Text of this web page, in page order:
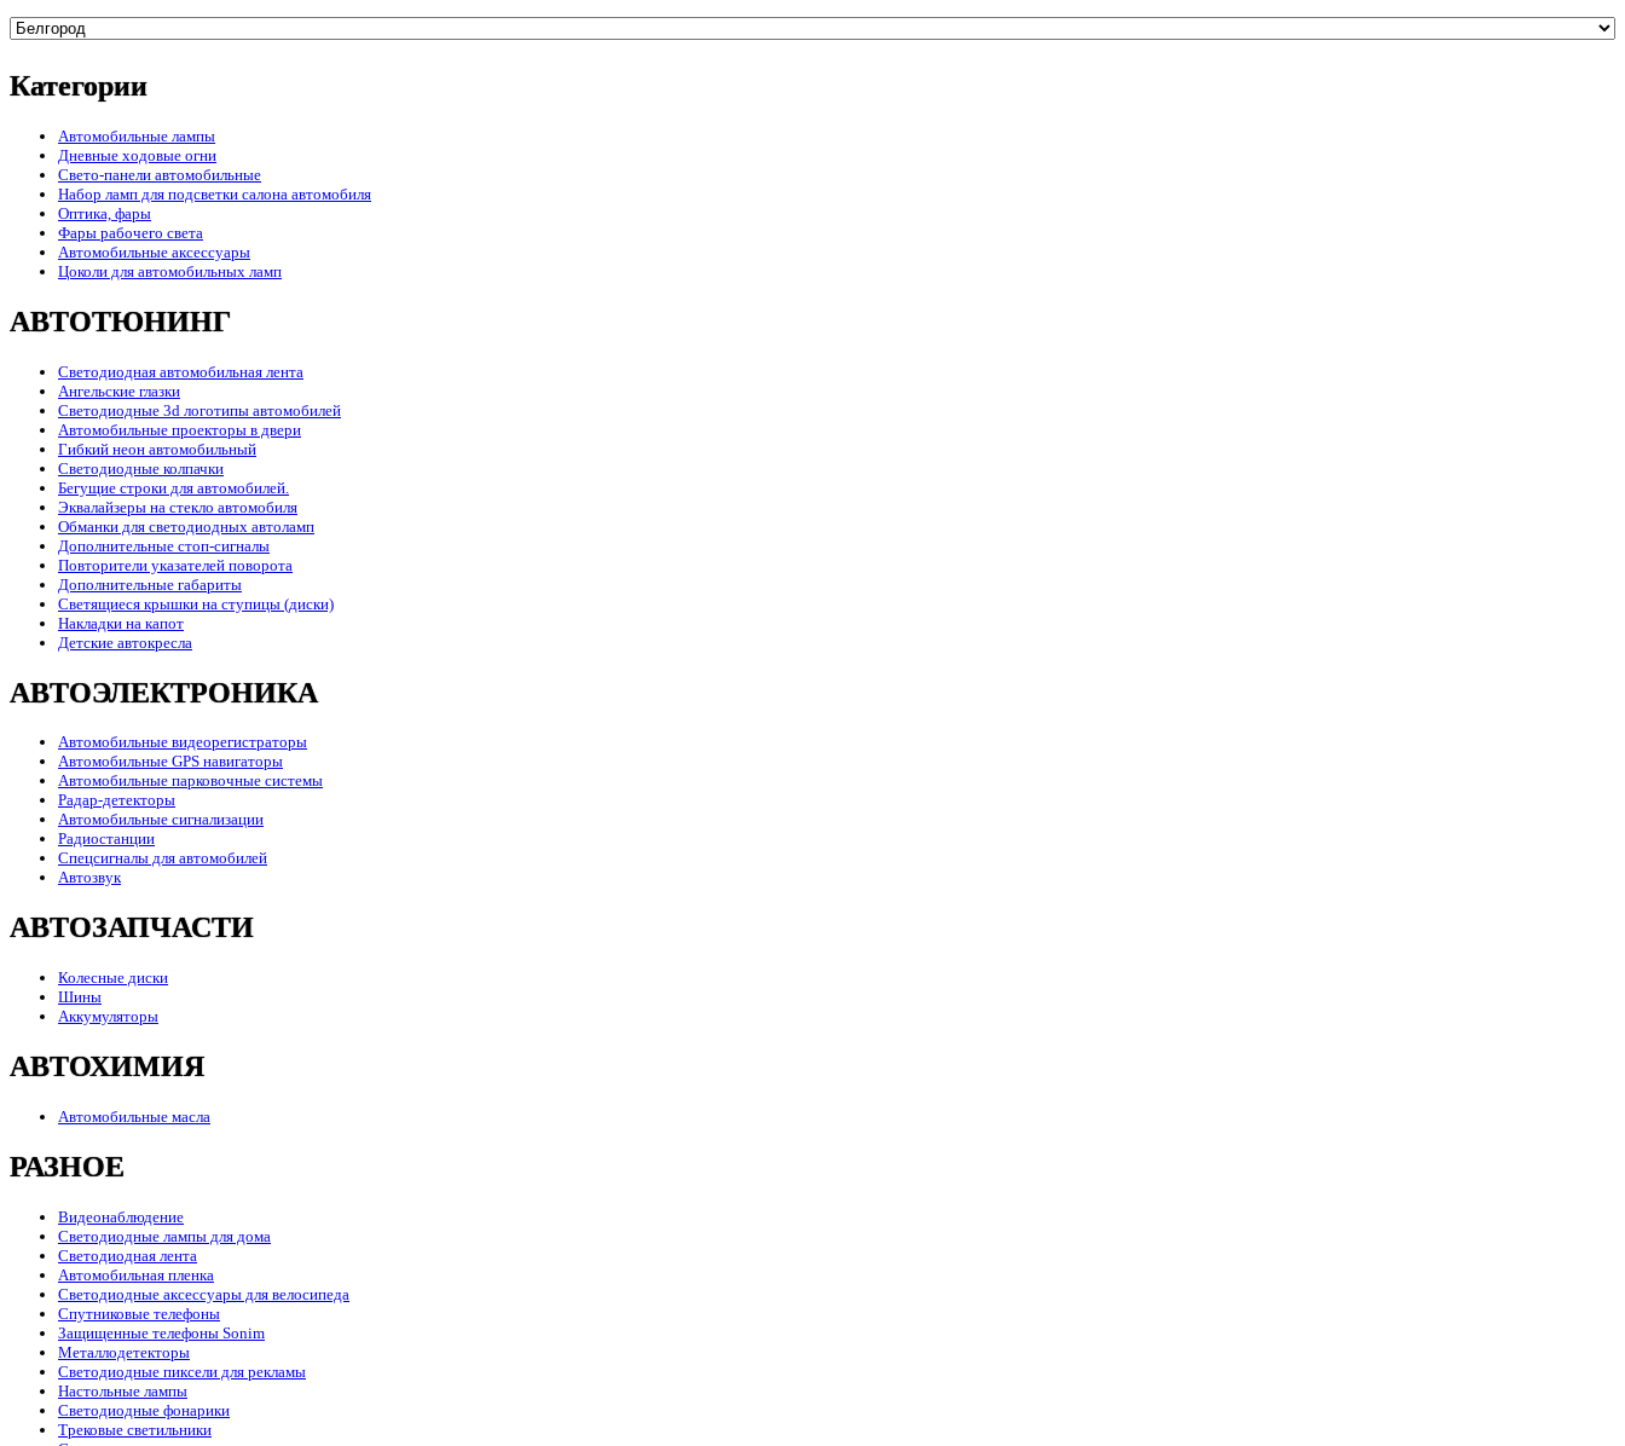
Категории
Автомобильные лампы
Дневные ходовые огни
Свето-панели автомобильные
Набор ламп для подсветки салона автомобиля
Оптика, фары
Фары рабочего света
Автомобильные аксессуары
Цоколи для автомобильных ламп
АВТОТЮНИНГ
Светодиодная автомобильная лента
Ангельские глазки
Светодиодные 3d логотипы автомобилей
Автомобильные проекторы в двери
Гибкий неон автомобильный
Светодиодные колпачки
Бегущие строки для автомобилей.
Эквалайзеры на стекло автомобиля
Обманки для светодиодных автоламп
Дополнительные стоп-сигналы
Повторители указателей поворота
Дополнительные габариты
Светящиеся крышки на ступицы (диски)
Накладки на капот
Детские автокресла
АВТОЭЛЕКТРОНИКА
Автомобильные видеорегистраторы
Автомобильные GPS навигаторы
Автомобильные парковочные системы
Радар-детекторы
Автомобильные сигнализации
Радиостанции
Спецсигналы для автомобилей
Автозвук
АВТОЗАПЧАСТИ
Колесные диски
Шины
Аккумуляторы
АВТОХИМИЯ
Автомобильные масла
РАЗНОЕ
Видеонаблюдение
Светодиодные лампы для дома
Светодиодная лента
Автомобильная пленка
Светодиодные аксессуары для велосипеда
Спутниковые телефоны
Защищенные телефоны Sonim
Металлодетекторы
Светодиодные пиксели для рекламы
Настольные лампы
Светодиодные фонарики
Трековые светильники